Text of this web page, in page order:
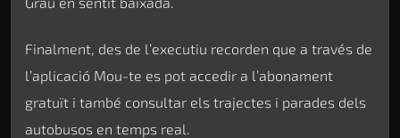
Finalment, des de l’executiu recorden que a través de
l’aplicació Mou-te es pot accedir a l’abonament
gratuït i també consultar els trajectes i parades dels
autobusos en temps real.